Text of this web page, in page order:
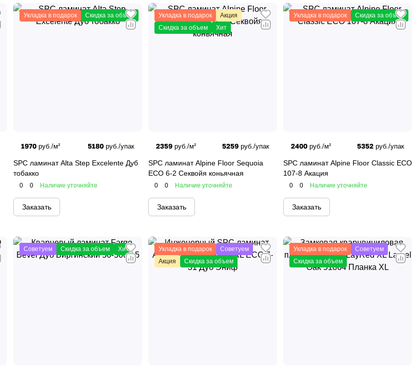
Укладка в подарок Скидка за объем
1970 руб./м² 5180 руб./упак
SPC ламинат Alta Step Excelente Дуб
тобакко
0 0 Наличие уточняйте
Заказать
Укладка в подарок
Акция
Скидка за объем
Хит
2359 руб./м² 5259 руб./упак
SPC ламинат Alpine Floor Sequoia
ECO 6-2 Секвойя коньячная
0 0 Наличие уточняйте
Заказать
Укладка в подарок Скидка за объем
2400 руб./м² 5352 руб./упак
SPC ламинат Alpine Floor Classic ECO
107-8 Акация
0 0 Наличие уточняйте
Заказать
Советуем Скидка за объем Хит Укладка в подарок
Советуем
Акция
Скидка за объем
Укладка в подарок
Советуем
Скидка за объем